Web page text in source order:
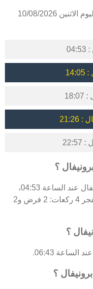
أوقات الصلاة في سان جوين برونيفال ليوم الاثنين 10/08/2026
؟
وقت بداية صلاة الفجر سان جوين برونيفال عند الساعة 04:53،
ووقت النهاية هو 06:43. تشمل صلاة الفجر 4 ركعات: 2 فرض و2
؟
06:43.
؟